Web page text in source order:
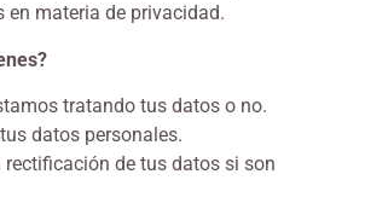
en materia de privacidad.
tratando tus datos o no.
datos personales.
de tus datos si son